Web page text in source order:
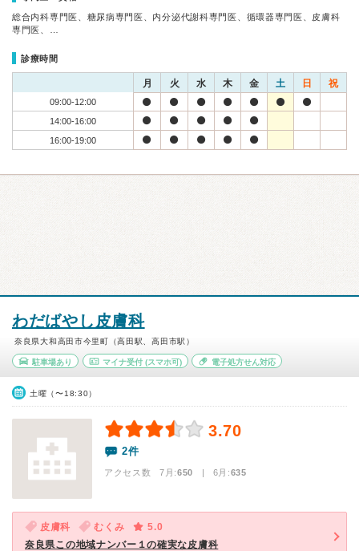
総合内科専門医、糖尿病専門医、内分泌代謝科専門医、循環器専門医、皮膚科
専門医、…
診療時間
月 火 水 木 金 土 日 祝
09:00-12:00
14:00-16:00
16:00-19:00
わだばやし皮膚科
奈良県大和高田市今里町（高田駅、高田市駅）
駐車場あり マイナ受付(スマホ可) 電子処方せん対応
土曜（〜18:30）
3.70
2件
アクセス数 7月:650 | 6月:635
皮膚科 むくみ
5.0
奈良県この地域ナンバー１の確実な皮膚科